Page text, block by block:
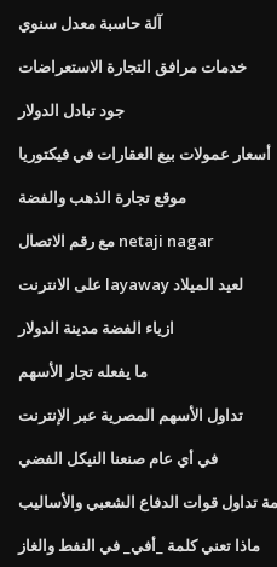
آلة حاسبة معدل سنوي
خدمات مرافق التجارة الاستعراضات
جود تبادل الدولار
أسعار عمولات بيع العقارات في فيكتوريا
موقع تجارة الذهب والفضة
مع رقم الاتصال netaji nagar
على الانترنت layaway لعيد الميلاد
ازياء الفضة مدينة الدولار
ما يفعله تجار الأسهم
تداول الأسهم المصرية عبر الإنترنت
في أي عام صنعنا النيكل الفضي
تداول قوات الدفاع الشعبي والأساليب
ماذا تعني كلمة _أفي_ في النفط والغاز